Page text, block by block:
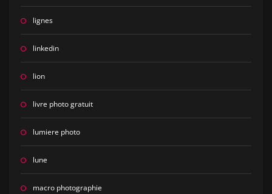
lignes
linkedin
lion
livre photo gratuit
lumiere photo
lune
macro photographie